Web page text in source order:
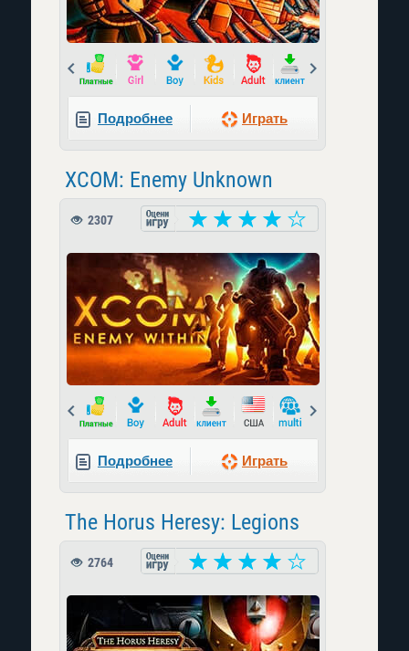
Prev
Подробнее Играть
XCOM: Enemy Unknown
2307
Prev
Подробнее Играть
The Horus Heresy: Legions
2764